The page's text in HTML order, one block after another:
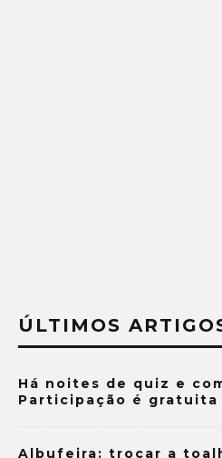
ÚLTIMOS
Há noites de quiz e
Participação é gratuita
Albufeira: trocar a